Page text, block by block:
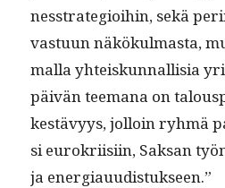
nesstrate­gioi­hin, sekä
vas­tu­un näkökul­mas­ta,
mal­la yhteiskun­nal­lisia
päivän tee­m­ana on
kestävyys, jol­loin ryh­mä
si eurokri­isi­in, Sak­san
ja energiauudistukseen.”